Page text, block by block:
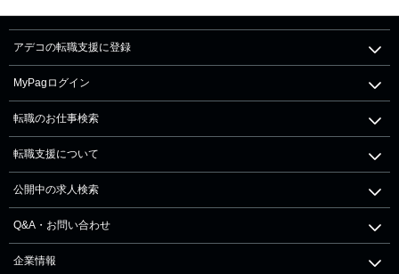
アデコの転職支援に登録
MyPagログイン
転職のお仕事検索
転職支援について
公開中の求人検索
Q&A・お問い合わせ
企業情報